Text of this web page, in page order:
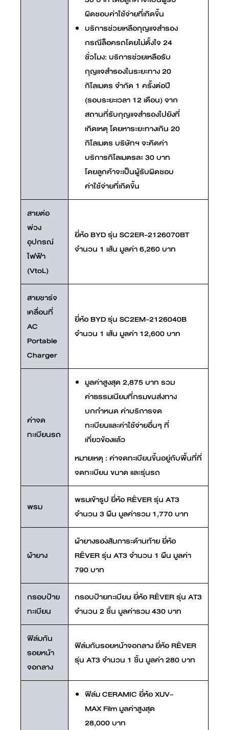
ผิดชอบค่าใช้จ่ายที่เกิดขึ้น
บริการช่วยเหลือกุญแจสำรอง
กรณีล็อครถโดยไม่ตั้งใจ 24
ชั่วโมง: บริการช่วยเหลือรับ
กุญแจสำรองในระยะทาง 20
กิโลเมตร จำกัด 1 ครั้งต่อปี
(รอบระยะเวลา 12 เดือน) จาก
สถานที่รับกุญแจสำรองไปยังที่
เกิดเหตุ โดยหาระยะทางเกิน 20
กิโลเมตร บริษัทฯ จะคิดค่า
บริการกิโลเมตรละ 30 บาท
โดยลูกค้าจะเป็นผู้รับผิดชอบ
ค่าใช้จ่ายที่เกิดขึ้น
สายต่อ
พ่วง
อุปกรณ์
ไฟฟ้า
(VtoL)
ยี่ห้อ BYD รุ่น SC2ER-2126070BT
จำนวน 1 เส้น มูลค่า 6,260 บาท
สายชาร์จ
เคลื่อนที่
AC
Portable
Charger
ยี่ห้อ BYD รุ่น SC2EM-2126040B
จำนวน 1 เส้น มูลค่า 12,600 บาท
ค่าจด
ทะเบียนรถ
มูลค่าสูงสุด 2,875 บาท รวม
ค่าธรรมเนียมที่กรมขนส่งทาง
บกกำหนด ค่าบริการจด
ทะเบียนและค่าใช้จ่ายอื่นๆ ที่
เกี่ยวข้องแล้ว
หมายเหตุ : ค่าจดทะเบียนขึ้นอยู่กับพื้นที่ที่
จดทะเบียน ขนาด และรุ่นรถ
พรม
พรมเข้ารูป ยี่ห้อ RÊVER รุ่น AT3
จำนวน 3 ผืน มูลค่ารวม 1,770 บาท
ผ้ายาง
ผ้ายางรองสัมภาระด้านท้าย ยี่ห้อ
RÊVER รุ่น AT3 จำนวน 1 ผืน มูลค่า
790 บาท
กรอบป้าย
ทะเบียน
กรอบป้ายทะเบียน ยี่ห้อ RÊVER รุ่น AT3
จำนวน 2 ชิ้น มูลค่ารวม 430 บาท
ฟิล์มกัน
รอยหน้า
จอกลาง
ฟิล์มกันรอยหน้าจอกลาง ยี่ห้อ RÊVER
รุ่น AT3 จำนวน 1 ชิ้น มูลค่า 280 บาท
ฟิล์ม CERAMIC ยี่ห้อ XUV-
MAX Film มูลค่าสูงสุด
28,000 บาท